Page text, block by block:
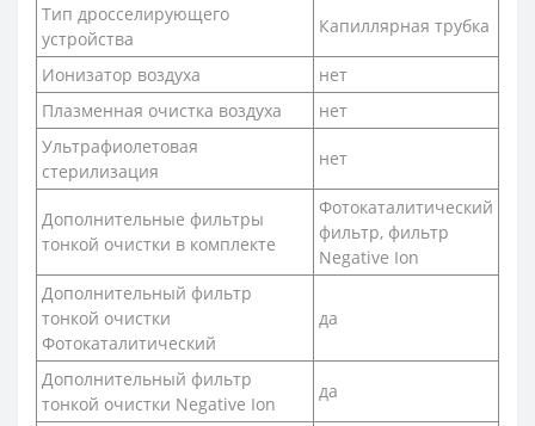
Тип дросселирующего
устройства
Капиллярная трубка
Ионизатор воздуха
нет
Плазменная очистка воздуха
нет
Ультрафиолетовая
стерилизация
нет
Дополнительные фильтры
тонкой очистки в комплекте
Фотокаталитический
фильтр, фильтр
Negative Ion
Дополнительный фильтр
тонкой очистки
Фотокаталитический
да
Дополнительный фильтр
тонкой очистки Negative Ion
да